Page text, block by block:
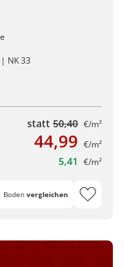
NK 33
statt 50,40 €/m²
44,99 €/m²
5,41 €/m²
Boden vergleichen